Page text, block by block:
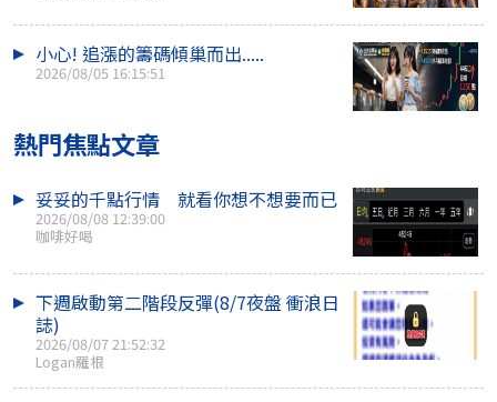
小心! 追漲的籌碼傾巢而出.....
2026/08/05 16:15:51
熱門焦點文章
妥妥的千點行情 就看你想不想要而已
2026/08/08 12:39:00
咖啡好喝
下週啟動第二階段反彈(8/7夜盤 衝浪日
誌)
2026/08/07 21:52:32
Logan羅根